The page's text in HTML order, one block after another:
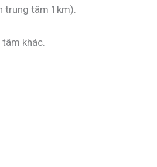
trung tâm 1km).
khác.